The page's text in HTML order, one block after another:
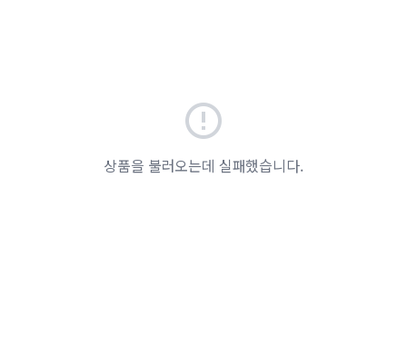
상품을 불러오는데 실패했습니다.